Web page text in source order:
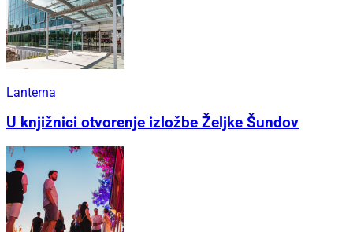
Lanterna
U knjižnici otvorenje izložbe Željke Šundov